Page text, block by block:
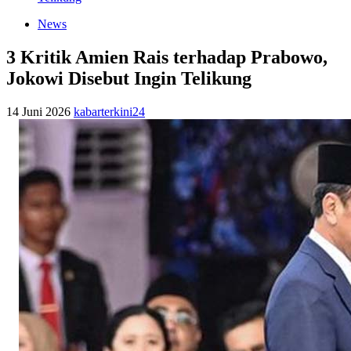
News
3 Kritik Amien Rais terhadap Prabowo,
Jokowi Disebut Ingin Telikung
14 Juni 2026 kabarterkini24